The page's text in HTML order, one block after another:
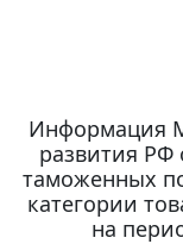
Информация
развития РФ
таможенных
категории
на